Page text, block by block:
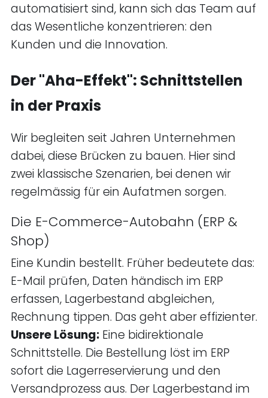
automatisiert sind, kann sich das Team auf
das Wesentliche konzentrieren: den
Kunden und die Innovation.
Der "Aha-Effekt": Schnittstellen
in der Praxis
Wir begleiten seit Jahren Unternehmen
dabei, diese Brücken zu bauen. Hier sind
zwei klassische Szenarien, bei denen wir
regelmässig für ein Aufatmen sorgen.
Die E-Commerce-Autobahn (ERP &
Shop)
Eine Kundin bestellt. Früher bedeutete das:
E-Mail prüfen, Daten händisch im ERP
erfassen, Lagerbestand abgleichen,
Rechnung tippen. Das geht aber effizienter.
Unsere Lösung: Eine bidirektionale
Schnittstelle. Die Bestellung löst im ERP
sofort die Lagerreservierung und den
Versandprozess aus. Der Lagerbestand im